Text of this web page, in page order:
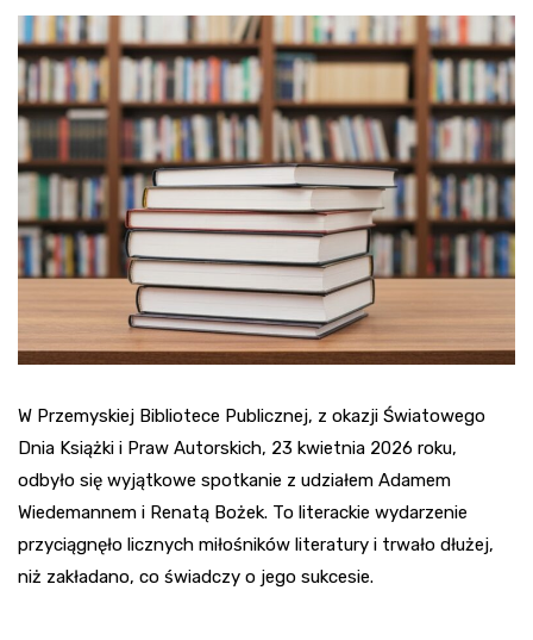
W Przemyskiej Bibliotece Publicznej, z okazji Światowego
Dnia Książki i Praw Autorskich, 23 kwietnia 2026 roku,
odbyło się wyjątkowe spotkanie z udziałem Adamem
Wiedemannem i Renatą Bożek. To literackie wydarzenie
przyciągnęło licznych miłośników literatury i trwało dłużej,
niż zakładano, co świadczy o jego sukcesie.